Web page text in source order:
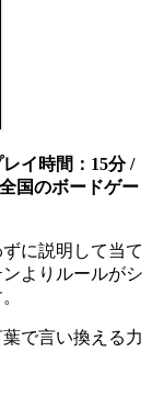
イ時間：15分 /
国のボードゲー
に説明して当て
よりルールがシ
で言い換える力